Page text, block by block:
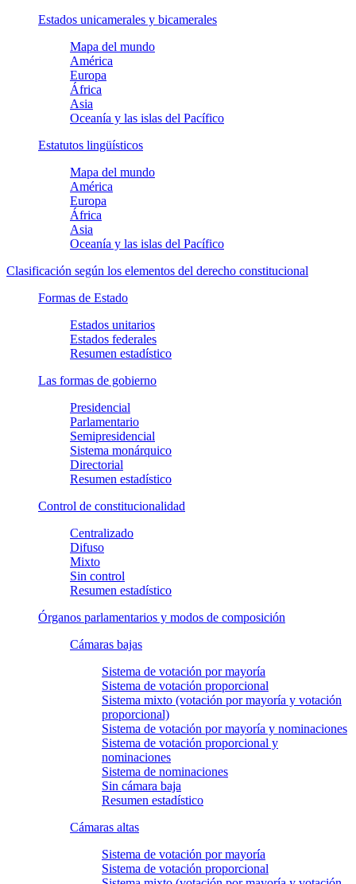
Estados unicamerales y bicamerales
Mapa del mundo
América
Europa
África
Asia
Oceanía y las islas del Pacífico
Estatutos lingüísticos
Mapa del mundo
América
Europa
África
Asia
Oceanía y las islas del Pacífico
Clasificación según los elementos del derecho constitucional
Formas de Estado
Estados unitarios
Estados federales
Resumen estadístico
Las formas de gobierno
Presidencial
Parlamentario
Semipresidencial
Sistema monárquico
Directorial
Resumen estadístico
Control de constitucionalidad
Centralizado
Difuso
Mixto
Sin control
Resumen estadístico
Órganos parlamentarios y modos de composición
Cámaras bajas
Sistema de votación por mayoría
Sistema de votación proporcional
Sistema mixto (votación por mayoría y votación
proporcional)
Sistema de votación por mayoría y nominaciones
Sistema de votación proporcional y
nominaciones
Sistema de nominaciones
Sin cámara baja
Resumen estadístico
Cámaras altas
Sistema de votación por mayoría
Sistema de votación proporcional